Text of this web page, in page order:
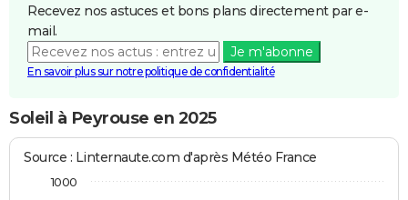
Recevez nos astuces et bons plans directement par e-
mail.
Je m'abonne
En savoir plus sur notre politique de confidentialité
Soleil à Peyrouse en 2025
Source : Linternaute.com d'après Météo France
1000